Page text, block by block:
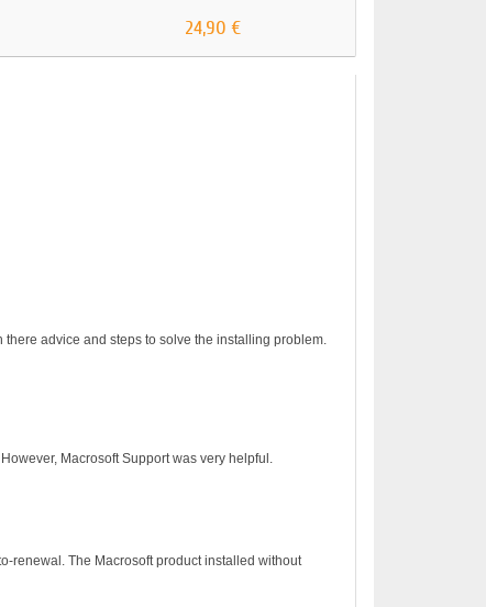
24,90 €
advice and steps to solve the installing problem.
Macrosoft Support was very helpful.
renewal. The Macrosoft product installed without